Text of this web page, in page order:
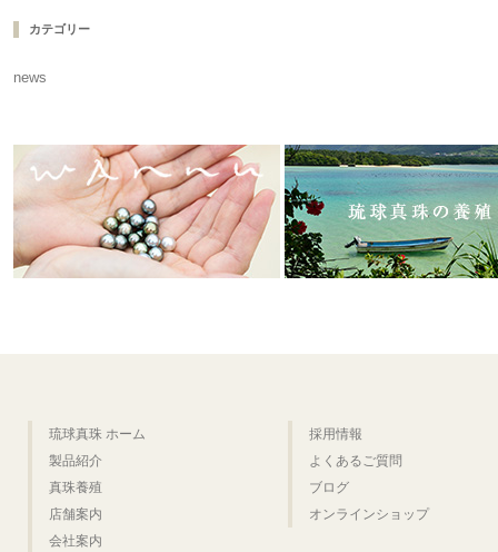
カテゴリー
news
琉球真珠 ホーム
製品紹介
真珠養殖
店舗案内
会社案内
採用情報
よくあるご質問
ブログ
オンラインショップ